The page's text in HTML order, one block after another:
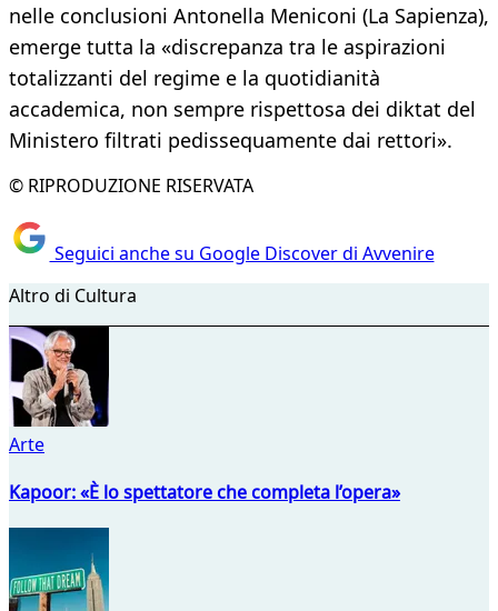
nelle conclusioni Antonella Meniconi (La Sapienza),
emerge tutta la «discrepanza tra le aspirazioni
totalizzanti del regime e la quotidianità
accademica, non sempre rispettosa dei diktat del
Ministero filtrati pedissequamente dai rettori».
© RIPRODUZIONE RISERVATA
Seguici anche su Google Discover di Avvenire
Altro di Cultura
Arte
Kapoor: «È lo spettatore che completa l’opera»